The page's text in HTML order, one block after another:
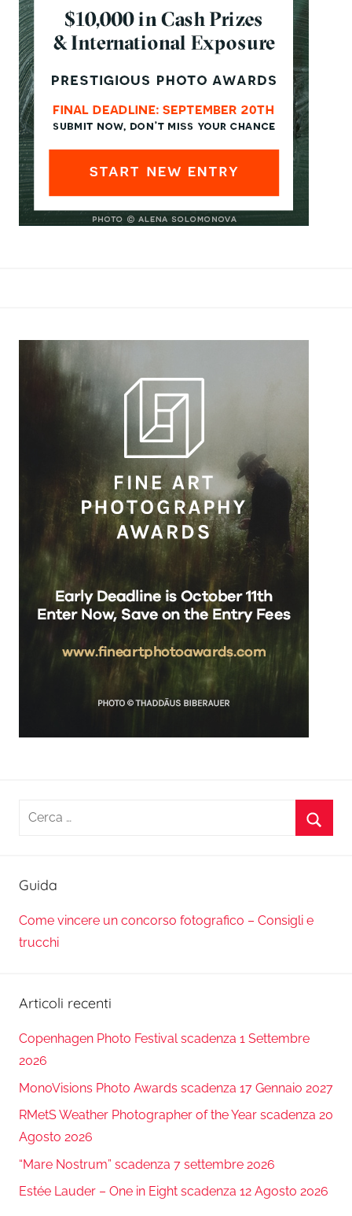
Ricerca
Guida
Come vincere un concorso fotografico – Consigli e
trucchi
Articoli recenti
Copenhagen Photo Festival scadenza 1 Settembre
2026
MonoVisions Photo Awards scadenza 17 Gennaio 2027
RMetS Weather Photographer of the Year scadenza 20
Agosto 2026
“Mare Nostrum” scadenza 7 settembre 2026
Estée Lauder – One in Eight scadenza 12 Agosto 2026